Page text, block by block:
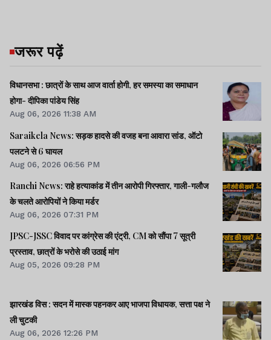
जरूर पढ़ें
विधानसभा : छात्रों के साथ आज वार्ता होगी, हर समस्या का समाधान
होगा- दीपिका पांडेय सिंह
Aug 06, 2026 11:38 AM
Saraikela News: सड़क हादसे की वजह बना आवारा सांड, ऑटो
पलटने से 6 घायल
Aug 06, 2026 06:56 PM
Ranchi News: राहे हत्याकांड में तीन आरोपी गिरफ्तार, गाली-गलौज
के चलते आरोपियों ने किया मर्डर
Aug 06, 2026 07:31 PM
JPSC-JSSC विवाद पर कांग्रेस की एंट्री, CM को सौंपा 7 सूत्री
प्रस्ताव, छात्रों के भरोसे की उठाई मांग
Aug 05, 2026 09:28 PM
झारखंड विस : सदन में मास्क पहनकर आए भाजपा विधायक, सत्ता पक्ष ने
ली चुटकी
Aug 06, 2026 12:26 PM